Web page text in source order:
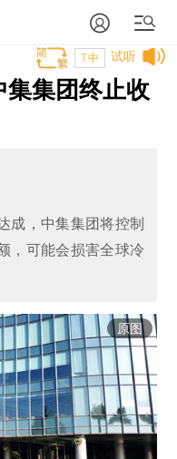
试听
T中
集集团终止收
成，中集集团将控制
，可能会损害全球冷
原图